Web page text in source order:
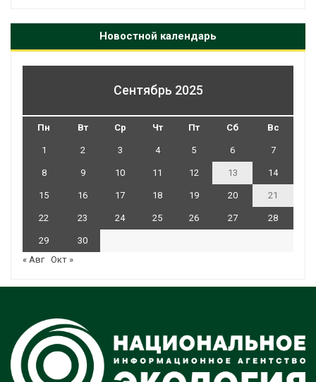
Новостной календарь
Сентябрь 2025
Пн Вт Ср Чт Пт Сб Вс
1 2 3 4 5 6 7
8 9 10 11 12 13 14
15 16 17 18 19 20 21
22 23 24 25 26 27 28
29
30
« Авг Окт »